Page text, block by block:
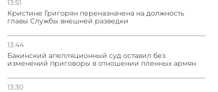
13:51
Кристине Григорян переназначена на должность
главы Службы внешней разведки
13:44
Бакинский апелляционный суд оставил без
изменений приговоры в отношении пленных армян
13:30